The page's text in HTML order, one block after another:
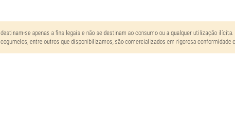
se apenas a fins legais e não se destinam ao consumo ou a qualquer utilização
entre outros que disponibilizamos, são comercializados em rigorosa conformidade